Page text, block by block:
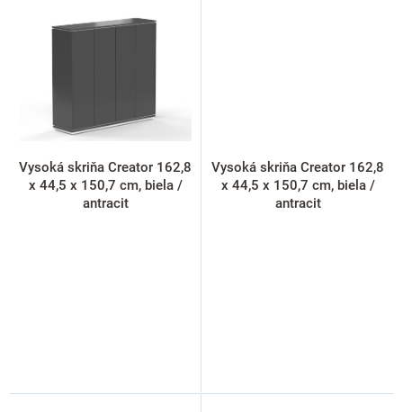
Vysoká skriňa Creator 162,8
x 44,5 x 150,7 cm, biela /
antracit
Vysoká skriňa Creator 162,8
x 44,5 x 150,7 cm, biela /
antracit